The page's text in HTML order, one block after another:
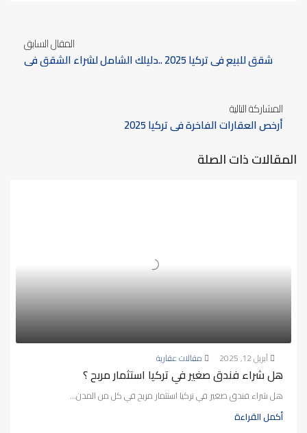
المقال السابق
شقق للبيع في تركيا 2025 ..دليلك الشامل لشراء الشقق في
المشاركة التالية
أرخص العقارات الفاخرة في تركيا 2025
المقالات ذات الصلة
أبريل 12, 2025 مقالات عقارية
هل شراء فندق صغير في تركيا استثمار مربح ؟
هل شراء فندق صغير في تركيا استثمار مربح في كل من المدن...
أكمل القراءة